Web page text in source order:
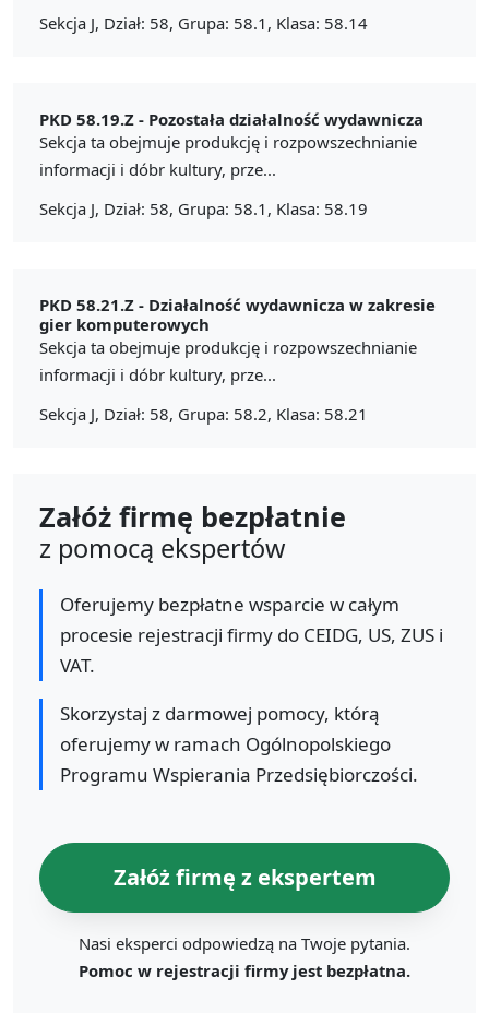
Sekcja J, Dział: 58, Grupa: 58.1, Klasa: 58.14
PKD 58.19.Z - Pozostała działalność wydawnicza
Sekcja ta obejmuje produkcję i rozpowszechnianie
informacji i dóbr kultury, prze...
Sekcja J, Dział: 58, Grupa: 58.1, Klasa: 58.19
PKD 58.21.Z - Działalność wydawnicza w zakresie
gier komputerowych
Sekcja ta obejmuje produkcję i rozpowszechnianie
informacji i dóbr kultury, prze...
Sekcja J, Dział: 58, Grupa: 58.2, Klasa: 58.21
Załóż firmę bezpłatnie
z pomocą ekspertów
Oferujemy bezpłatne wsparcie w całym
procesie rejestracji firmy do CEIDG, US, ZUS i
VAT.
Skorzystaj z darmowej pomocy, którą
oferujemy w ramach Ogólnopolskiego
Programu Wspierania Przedsiębiorczości.
Załóż firmę z ekspertem
Nasi eksperci odpowiedzą na Twoje pytania.
Pomoc w rejestracji firmy jest bezpłatna.